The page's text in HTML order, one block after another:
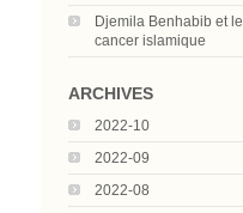
Djemila Benhabib et le
cancer islamique
ARCHIVES
2022-10
2022-09
2022-08